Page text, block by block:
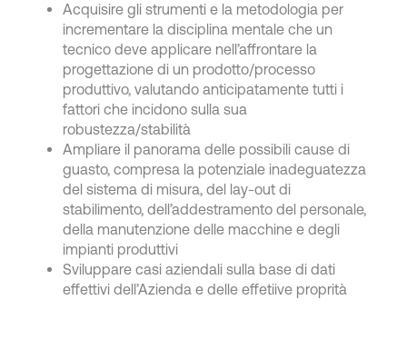
Acquisire gli strumenti e la metodologia per
incrementare la disciplina mentale che un
tecnico deve applicare nell’affrontare la
progettazione di un prodotto/processo
produttivo, valutando anticipatamente tutti i
fattori che incidono sulla sua
robustezza/stabilità
Ampliare il panorama delle possibili cause di
guasto, compresa la potenziale inadeguatezza
del sistema di misura, del lay-out di
stabilimento, dell’addestramento del personale,
della manutenzione delle macchine e degli
impianti produttivi
Sviluppare casi aziendali sulla base di dati
effettivi dell’Azienda e delle effetiive proprità